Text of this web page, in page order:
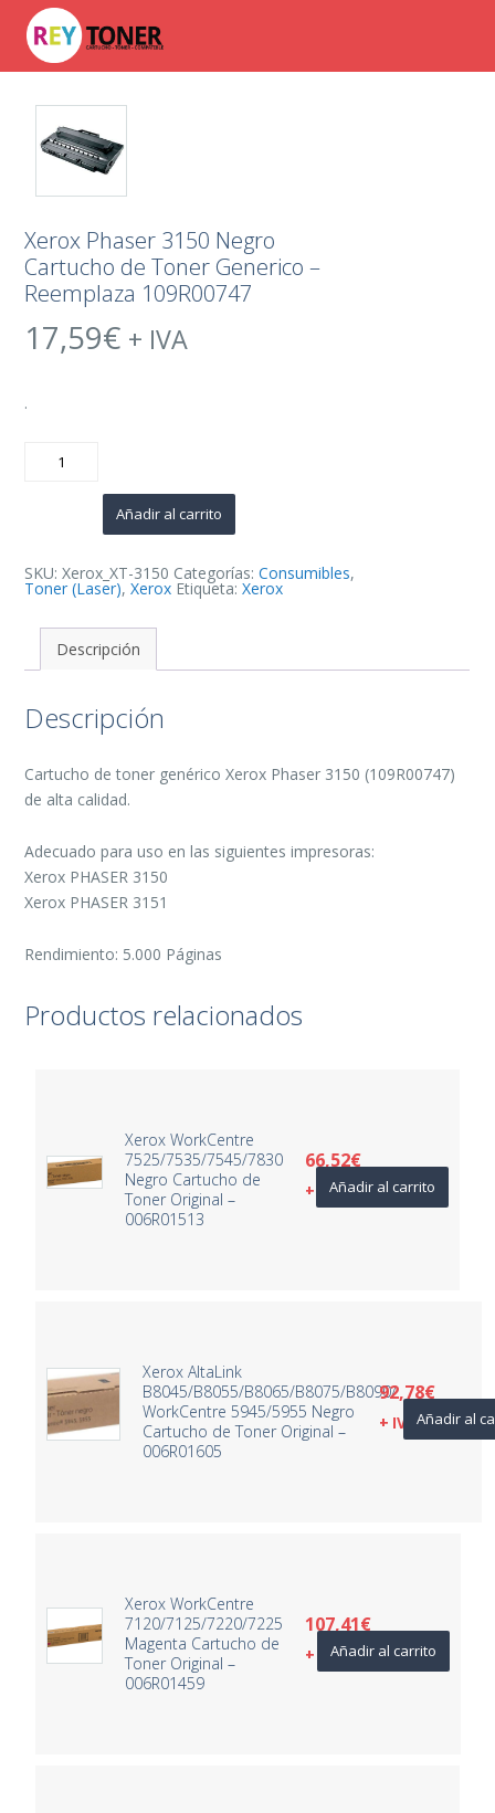
Xerox Phaser 3150 Negro
Cartucho de Toner Generico –
Reemplaza 109R00747
17,59€ + IVA
.
Phaser
-
Reemplaza
109R00747
Añadir al carrito
SKU:Xerox_XT-3150 Categorías:Consumibles,
Toner (Laser),Xerox Etiqueta:Xerox
Descripción
Descripción
Cartucho de toner genérico Xerox Phaser 3150 (109R00747)
de alta calidad.
Adecuado para uso en las siguientes impresoras:
Xerox PHASER 3150
Xerox PHASER 3151
Rendimiento: 5.000 Páginas
Productos relacionados
Xerox WorkCentre
7525/7535/7545/7830
Negro Cartucho de
Toner Original –
006R01513
66,52€
+ IVAAñadir al carrito
Xerox AltaLink
B8045/B8055/B8065/B8075/B8090/
WorkCentre 5945/5955 Negro
Cartucho de Toner Original –
006R01605
92,78€
+ IVA Añadir al
Xerox WorkCentre
7120/7125/7220/7225
Magenta Cartucho de
Toner Original –
006R01459
107,41€
+ IVAAñadir al carrito